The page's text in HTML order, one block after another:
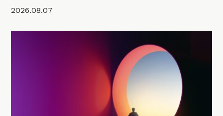
2026.08.07